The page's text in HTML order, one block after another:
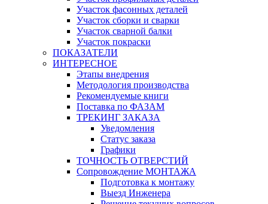
Участок фасонных деталей
Участок сборки и сварки
Участок сварной балки
Участок покраски
ПОКАЗАТЕЛИ
ИНТЕРЕСНОЕ
Этапы внедрения
Методология производства
Рекомендуемые книги
Поставка по ФАЗАМ
ТРЕКИНГ ЗАКАЗА
Уведомления
Статус заказа
Графики
ТОЧНОСТЬ ОТВЕРСТИЙ
Сопровождение МОНТАЖА
Подготовка к монтажу
Выезд Инженера